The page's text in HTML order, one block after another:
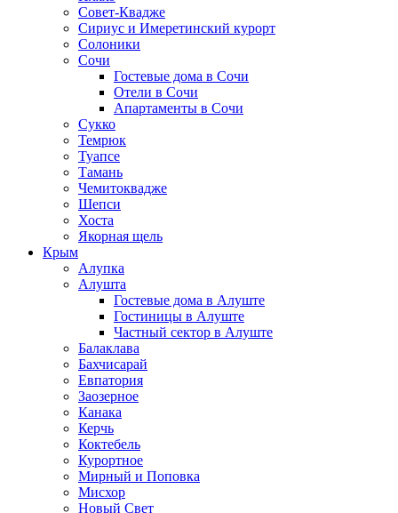
Совет-Квадже
Сириус и Имеретинский курорт
Солоники
Сочи
Гостевые дома в Сочи
Отели в Сочи
Апартаменты в Сочи
Сукко
Темрюк
Туапсе
Тамань
Чемитоквадже
Шепси
Хоста
Якорная щель
Крым
Алупка
Алушта
Гостевые дома в Алуште
Гостиницы в Алуште
Частный сектор в Алуште
Балаклава
Бахчисарай
Евпатория
Заозерное
Канака
Керчь
Коктебель
Курортное
Мирный и Поповка
Мисхор
Новый Свет